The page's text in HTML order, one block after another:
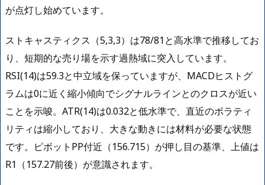
が点灯し始めています。
ストキャスティクス（5,3,3）は78/81と高水準で推移してお
り、短期的な売り場を示す過熱域に突入しています。
RSI(14)は59.3と中立域を保っていますが、MACDヒストグ
ラムは0に近く縮小傾向でシグナルラインとのクロスが近い
ことを示唆。ATR(14)は0.032と低水準で、直近のボラティ
リティは縮小しており、大きな動きには材料が必要な状態
です。ピボットPP付近（156.715）が押し目の基準、上値は
R1（157.27前後）が意識されます。